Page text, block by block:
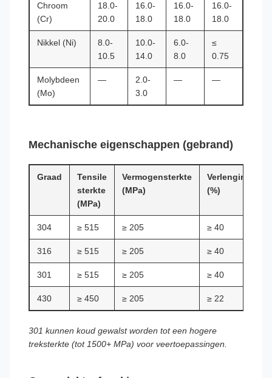
Chroom
(Cr)
18.0-
20.0
16.0-
18.0
16.0-
18.0
16.0-
18.0
Nikkel (Ni)
8.0-
10.5
10.0-
14.0
6.0-
8.0
≤
0.75
Molybdeen
(Mo)
—
2.0-
3.0
— —
Mechanische eigenschappen (gebrand)
Graad
Tensile
sterkte
(MPa)
Vermogensterkte
(MPa)
Verlenging
(%)
304 ≥ 515 ≥ 205 ≥ 40
316 ≥ 515 ≥ 205 ≥ 40
301 ≥ 515 ≥ 205 ≥ 40
430 ≥ 450 ≥ 205 ≥ 22
301 kunnen koud gewalst worden tot een hogere
treksterkte (tot 1500+ MPa) voor veertoepassingen.